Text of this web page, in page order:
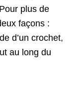
plus de
façons :
d’un crochet,
au long du